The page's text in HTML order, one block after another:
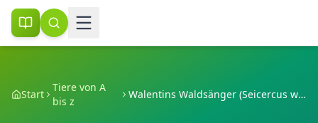
Start
Tiere von A
bis z
Walentins Waldsänger (Seicercus whistleri)